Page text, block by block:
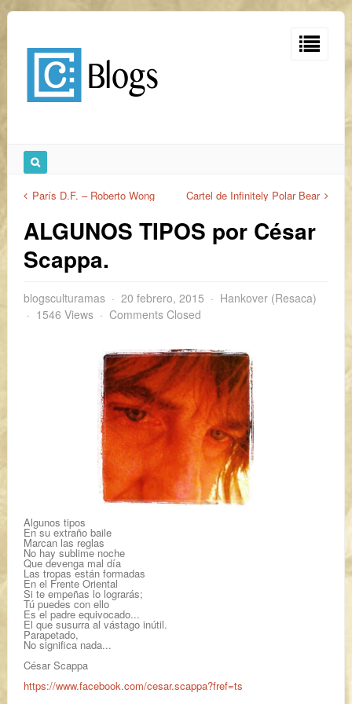
París D.F. – Roberto Wong Cartel de Infinitely Polar Bear
ALGUNOS TIPOS por César
Scappa.
blogsculturamas 20 febrero, 2015
Hankover (Resaca)
1546 Views
Comments Closed
Algunos tipos
En su extraño baile
Marcan las reglas
No hay sublime noche
Que devenga mal día
Las tropas están formadas
En el Frente Oriental
Si te empeñas lo lograrás;
Tú puedes con ello
Es el padre equivocado...
El que susurra al vástago inútil.
Parapetado,
No significa nada...
César Scappa
https://www.facebook.com/cesar.scappa?fref=ts